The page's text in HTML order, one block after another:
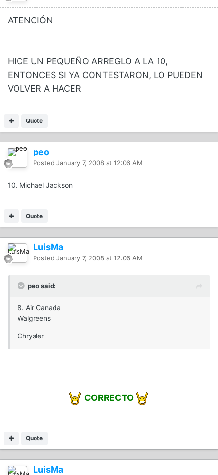
ATENCIÓN
HICE UN PEQUEÑO ARREGLO A LA 10,
ENTONCES SI YA CONTESTARON, LO PUEDEN
VOLVER A HACER
Quote
peo
Posted January 7, 2008 at 12:06 AM
10. Michael Jackson
Quote
LuisMa
Posted January 7, 2008 at 12:06 AM
peo said:
8. Air Canada
Walgreens
Chrysler
CORRECTO
Quote
LuisMa